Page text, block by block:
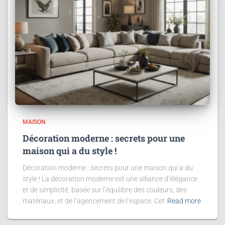
MAISON
Décoration moderne : secrets pour une
maison qui a du style !
Décoration moderne : secrets pour une maison qui a du
style ! La décoration moderne est une alliance d’élégance
et de simplicité, basée sur l’équilibre des couleurs, des
matériaux, et de l’agencement de l’espace. Cet Read more